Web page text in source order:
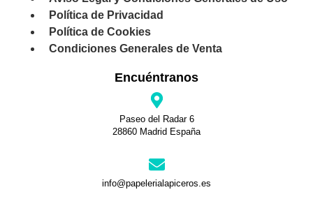
Política de Privacidad
Política de Cookies
Condiciones Generales de Venta
Encuéntranos
Paseo del Radar 6
28860 Madrid España
info@papelerialapiceros.es